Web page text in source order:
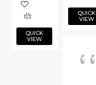
QUICK
VIEW
QUICK
VIEW